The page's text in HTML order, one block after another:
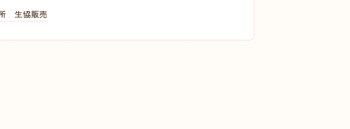
生協販売